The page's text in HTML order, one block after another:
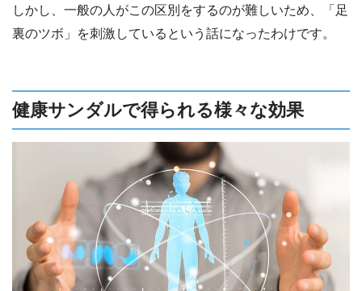
しかし、一般の人がこの区別をするのが難しいため、「足
裏のツボ」を刺激しているという話になったわけです。
健康サンダルで得られる様々な効果